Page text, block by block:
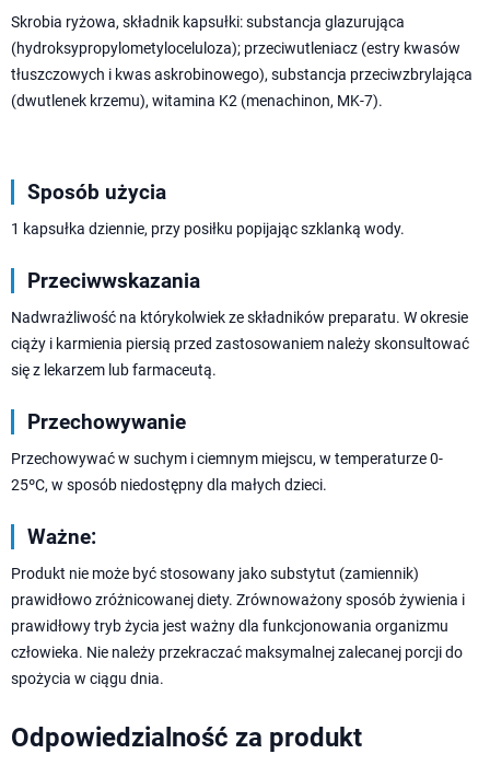
Skrobia ryżowa, składnik kapsułki: substancja glazurująca
(hydroksypropylometyloceluloza); przeciwutleniacz (estry kwasów
tłuszczowych i kwas askrobinowego), substancja przeciwzbrylająca
(dwutlenek krzemu), witamina K2 (menachinon, MK-7).
Sposób użycia
1 kapsułka dziennie, przy posiłku popijając szklanką wody.
Przeciwwskazania
Nadwrażliwość na którykolwiek ze składników preparatu. W okresie
ciąży i karmienia piersią przed zastosowaniem należy skonsultować
się z lekarzem lub farmaceutą.
Przechowywanie
Przechowywać w suchym i ciemnym miejscu, w temperaturze 0-
25ºC, w sposób niedostępny dla małych dzieci.
Ważne:
Produkt nie może być stosowany jako substytut (zamiennik)
prawidłowo zróżnicowanej diety. Zrównoważony sposób żywienia i
prawidłowy tryb życia jest ważny dla funkcjonowania organizmu
człowieka. Nie należy przekraczać maksymalnej zalecanej porcji do
spożycia w ciągu dnia.
Odpowiedzialność za produkt